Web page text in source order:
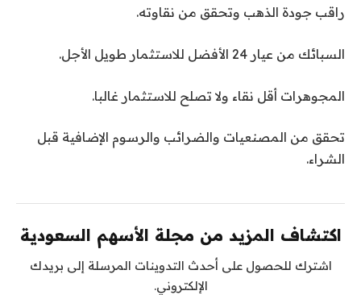
راقب جودة الذهب وتحقق من نقاوته.
السبائك من عيار 24 الأفضل للاستثمار طويل الأجل.
المجوهرات أقل نقاء ولا تصلح للاستثمار غالبا.
تحقق من المصنعيات والضرائب والرسوم الإضافية قبل
الشراء.
اكتشاف المزيد من مجلة الأسهم السعودية
اشترك للحصول على أحدث التدوينات المرسلة إلى بريدك
الإلكتروني.